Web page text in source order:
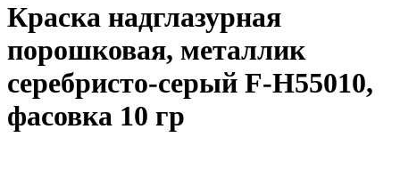
Краска надглазурная
порошковая, металлик
серебристо-серый F-H55010,
фасовка 10 гр